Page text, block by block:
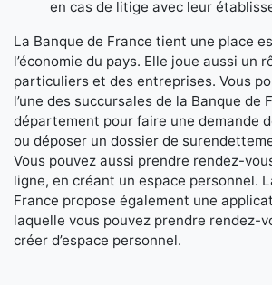
en cas de litige avec leur
La Banque de France tient une place
l’économie du pays. Elle joue aussi un
particuliers et des entreprises. Vous
l’une des succursales de la Banque de
département pour faire une demande
ou déposer un dossier de
Vous pouvez aussi prendre rendez-
ligne, en créant un espace personnel.
France propose également une
laquelle vous pouvez prendre rendez-
créer d’espace personnel.